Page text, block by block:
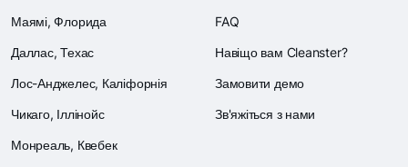
Маямі, Флорида
Даллас, Техас
Лос-Анджелес, Каліфорнія
Чикаго, Іллінойс
Монреаль, Квебек
FAQ
Навіщо вам Cleanster?
Замовити демо
Зв'яжіться з нами